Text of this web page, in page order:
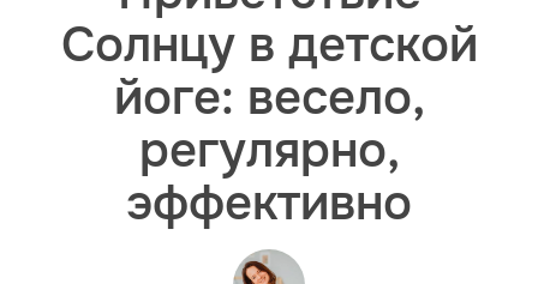
Солнцу в детской
йоге: весело,
регулярно,
эффективно